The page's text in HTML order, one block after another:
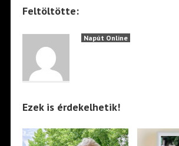
Feltöltötte:
Napút Online
Ezek is érdekelhetik!